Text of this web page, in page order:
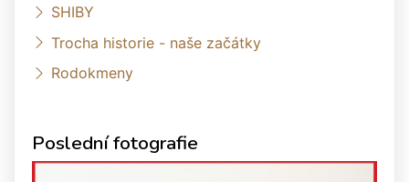
SHIBY
Trocha historie - naše začátky
Rodokmeny
Poslední fotografie